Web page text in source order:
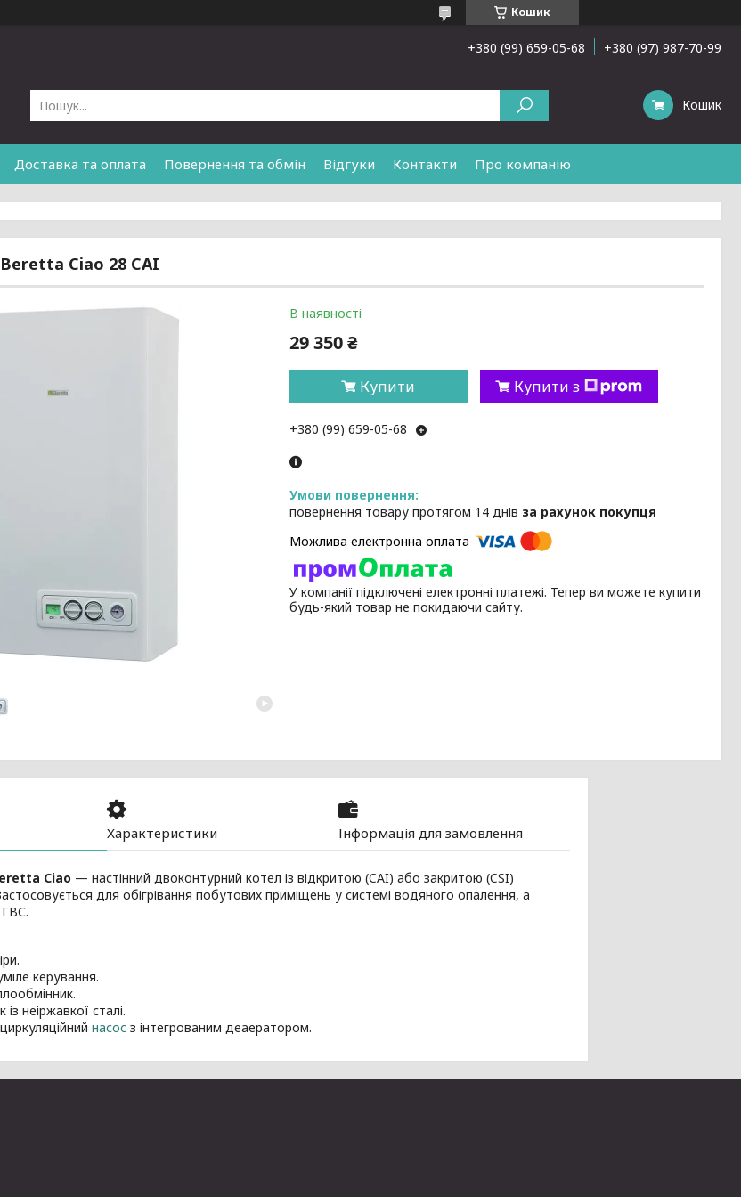
Кошик
+380 (99) 659-05-68 +380 (97) 987-70-99
Кошик
Доставка та оплата Повернення та обмін Відгуки Контакти Про компанію
Ciao 28 CAI
В наявності
29 350 ₴
Купити Купити з
+380 (99) 659-05-68
повернення товару протягом 14 днів за рахунок покупця
У компанії підключені електронні платежі. Тепер ви можете купити
будь-який товар не покидаючи сайту.
Характеристики Інформація для замовлення
Ciao — настінний двоконтурний котел із відкритою (CAI) або закритою (CSI)
для обігрівання побутових приміщень у системі водяного опалення, а
керування.
неіржавкої сталі.
насос з інтегрованим деаератором.